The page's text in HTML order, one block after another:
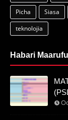
Picha
Siasa
teknolojia
Habari Maarufu